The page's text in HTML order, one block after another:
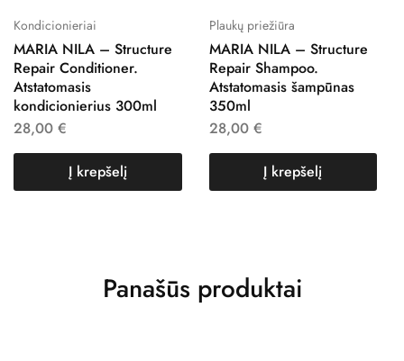
Kondicionieriai
MARIA NILA – Structure
Repair Conditioner.
Atstatomasis
kondicionierius 300ml
28,00 €
Į krepšelį
Plaukų priežiūra
MARIA NILA – Structure
Repair Shampoo.
Atstatomasis šampūnas
350ml
28,00 €
Į krepšelį
Panašūs produktai